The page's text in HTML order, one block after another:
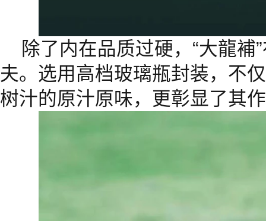
除了内在品质过硬，“大龍補
夫。选用高档玻璃瓶封装，不
树汁的原汁原味，更彰显了其